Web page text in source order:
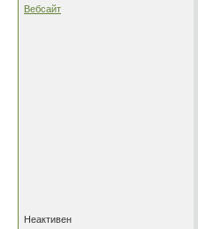
Вебсайт
Неактивен